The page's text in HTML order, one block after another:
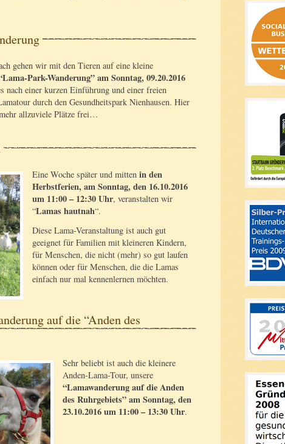
gehen wir mit den Tieren auf eine kleine
Park-Wanderung” am Sonntag, 09.20.2016
nach einer kurzen Einführung und einer freien
durch den Gesundheitspark Nienhausen. Hier
allzuviele Plätze frei…
Eine Woche später und mitten in den
Herbstferien, am Sonntag, den 16.10.2016
um 11:00 – 12:30 Uhr, veranstalten wir
“Lamas hautnah“.
Diese Lama-Veranstaltung ist auch gut
geeignet für Familien mit kleineren Kindern,
für Menschen, die nicht (mehr) so gut laufen
können oder für Menschen, die die Lamas
einfach nur mal kennenlernen möchten.
auf die “Anden des
Sehr beliebt ist auch die kleinere
Anden-Lama-Tour, unsere
“Lamawanderung auf die Anden
des Ruhrgebiets” am Sonntag, den
23.10.2016 um 11:00 – 13:30 Uhr.